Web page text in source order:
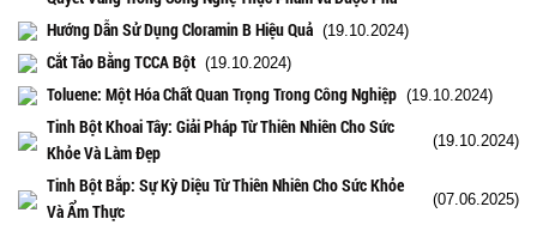
Hướng Dẫn Sử Dụng Cloramin B Hiệu Quả (19.10.2024)
Cắt Tảo Bằng TCCA Bột (19.10.2024)
Toluene: Một Hóa Chất Quan Trọng Trong Công Nghiệp (19.10.2024)
Tinh Bột Khoai Tây: Giải Pháp Từ Thiên Nhiên Cho Sức
Khỏe Và Làm Đẹp
(19.10.2024)
Tinh Bột Bắp: Sự Kỳ Diệu Từ Thiên Nhiên Cho Sức Khỏe
Và Ẩm Thực
(07.06.2025)